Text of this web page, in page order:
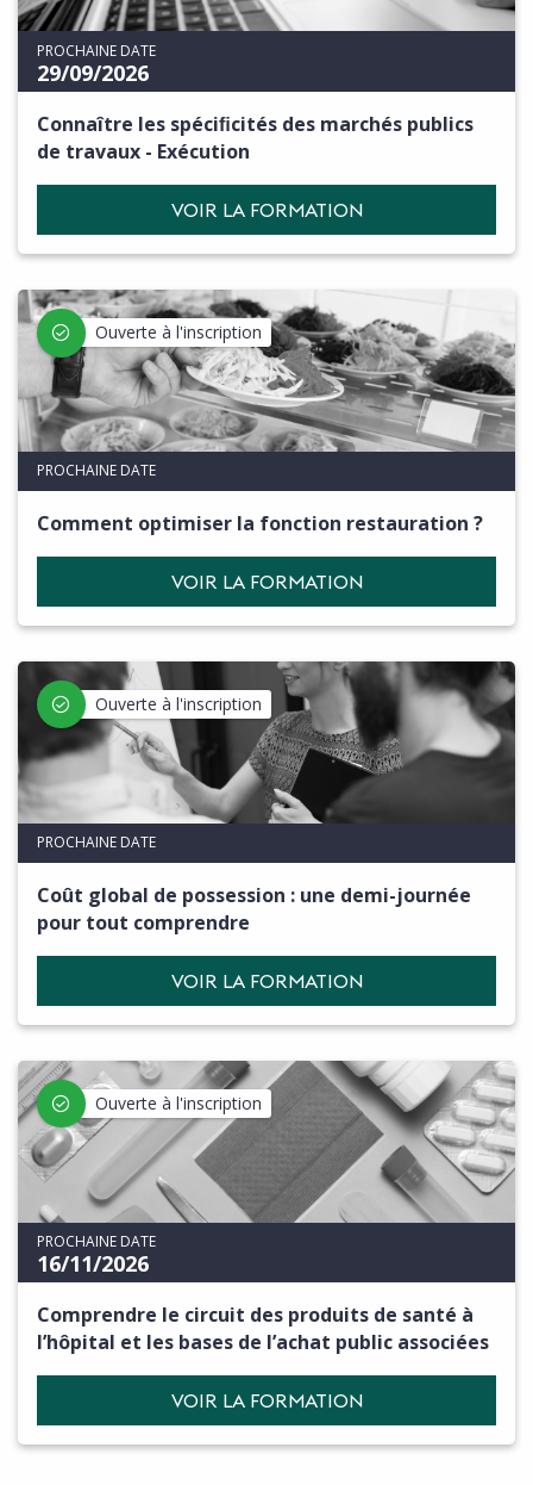
PROCHAINE DATE
29/09/2026
Connaître les spéciﬁcités des marchés publics
de travaux - Exécution
VOIR LA FORMATION
Ouverte à l'inscription
PROCHAINE DATE
Comment optimiser la fonction restauration ?
VOIR LA FORMATION
Ouverte à l'inscription
PROCHAINE DATE
Coût global de possession : une demi-journée
pour tout comprendre
VOIR LA FORMATION
Ouverte à l'inscription
PROCHAINE DATE
16/11/2026
Comprendre le circuit des produits de santé à
l’hôpital et les bases de l’achat public associées
VOIR LA FORMATION